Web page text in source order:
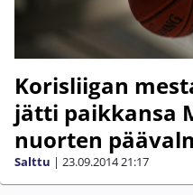
Korisliigan
jätti paikkansa
nuorten
Salttu | 23.09.201421:17